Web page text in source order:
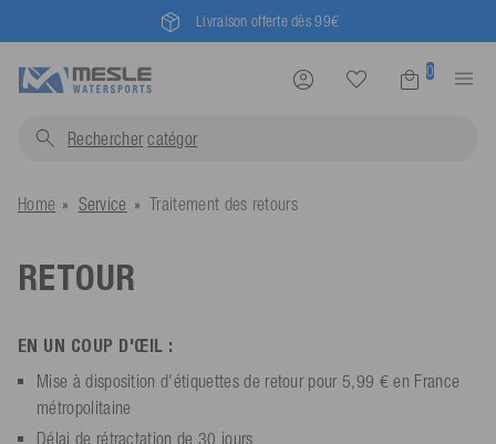
Livraison offerte dès 99€
0
Rechercher cat
Home Service Traitement des retours
RETOUR
EN UN COUP D'ŒIL :
Mise à disposition d'étiquettes de retour pour 5,99 € en France
métropolitaine
Délai de rétractation de 30 jours